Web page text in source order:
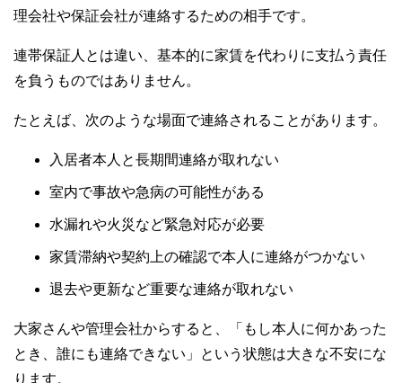
理会社や保証会社が連絡するための相手です。
連帯保証人とは違い、基本的に家賃を代わりに支払う責任
を負うものではありません。
たとえば、次のような場面で連絡されることがあります。
入居者本人と長期間連絡が取れない
室内で事故や急病の可能性がある
水漏れや火災など緊急対応が必要
家賃滞納や契約上の確認で本人に連絡がつかない
退去や更新など重要な連絡が取れない
大家さんや管理会社からすると、「もし本人に何かあった
とき、誰にも連絡できない」という状態は大きな不安にな
ります。